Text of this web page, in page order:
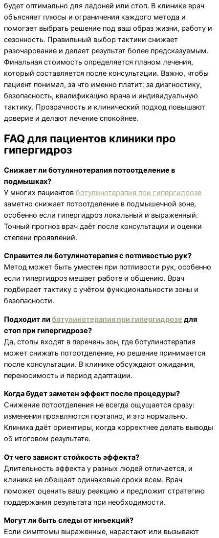
будет оптимально для ладоней или стоп. В клинике врач
объясняет плюсы и ограничения каждого метода и
помогает выбрать решение под ваш образ жизни, работу и
сезонность. Правильный выбор тактики снижает
разочарование и делает результат более предсказуемым.
Финальная стоимость определяется планом лечения,
который составляется после консультации. Важно, чтобы
пациент понимал, за что именно платит: за диагностику,
безопасность, квалификацию врача и индивидуальную
тактику. Прозрачность и клинический подход повышают
доверие и делают лечение спокойнее.
FAQ для пациентов клиники про
гипергидроз
Снижает ли ботулинотерапия потоотделение в
подмышках?
У многих пациентов ботулинотерапия при гипергидрозе
заметно снижает потоотделение в подмышечной зоне,
особенно если гипергидроз локальный и выраженный.
Точный прогноз врач даёт после консультации и оценки
степени проявлений.
Справится ли ботулинотерапия с потливостью рук?
Метод может быть уместен при потливости рук, особенно
если гипергидроз мешает работе и общению. Врач
подбирает тактику с учётом функциональности зоны и
безопасности.
Подходит ли ботулинотерапия при гипергидрозе для
стоп при гипергидрозе?
Да, стопы входят в перечень зон, где ботулинотерапия
может снижать потоотделение, но решение принимается
после консультации. В клинике обсуждают ожидания,
переносимость и период адаптации.
Когда будет заметен эффект после процедуры?
Снижение потоотделения не всегда ощущается сразу:
изменения проявляются поэтапно, и это нормально.
Клиника даёт ориентиры, когда корректнее делать выводы
об итоговом результате.
От чего зависит стойкость эффекта?
Длительность эффекта у разных людей отличается, и
клиника не обещает одинаковые сроки всем. Врач
поможет оценить вашу реакцию и предложит стратегию
поддержания результата при необходимости.
Могут ли быть следы от инъекций?
Если симптомы выраженные, нарастают или вызывают